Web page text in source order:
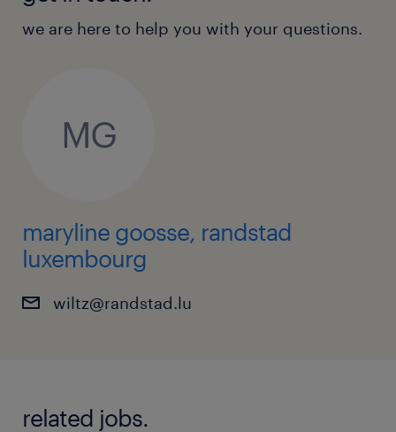
we are here to help you with your questions.
MG
maryline goosse, randstad
luxembourg
wiltz@randstad.lu
related jobs.